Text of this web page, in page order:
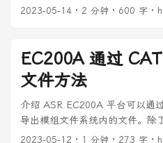
2023-05-14 · 2 分钟 · 600 字 ·
EC200A 通过
文件方法
介绍 ASR EC200A 平台可以通
导出模组文件系统内的文件。
支持文件的增删查改。 使用步骤
2023-05-12 · 1 分钟 · 273 字 ·